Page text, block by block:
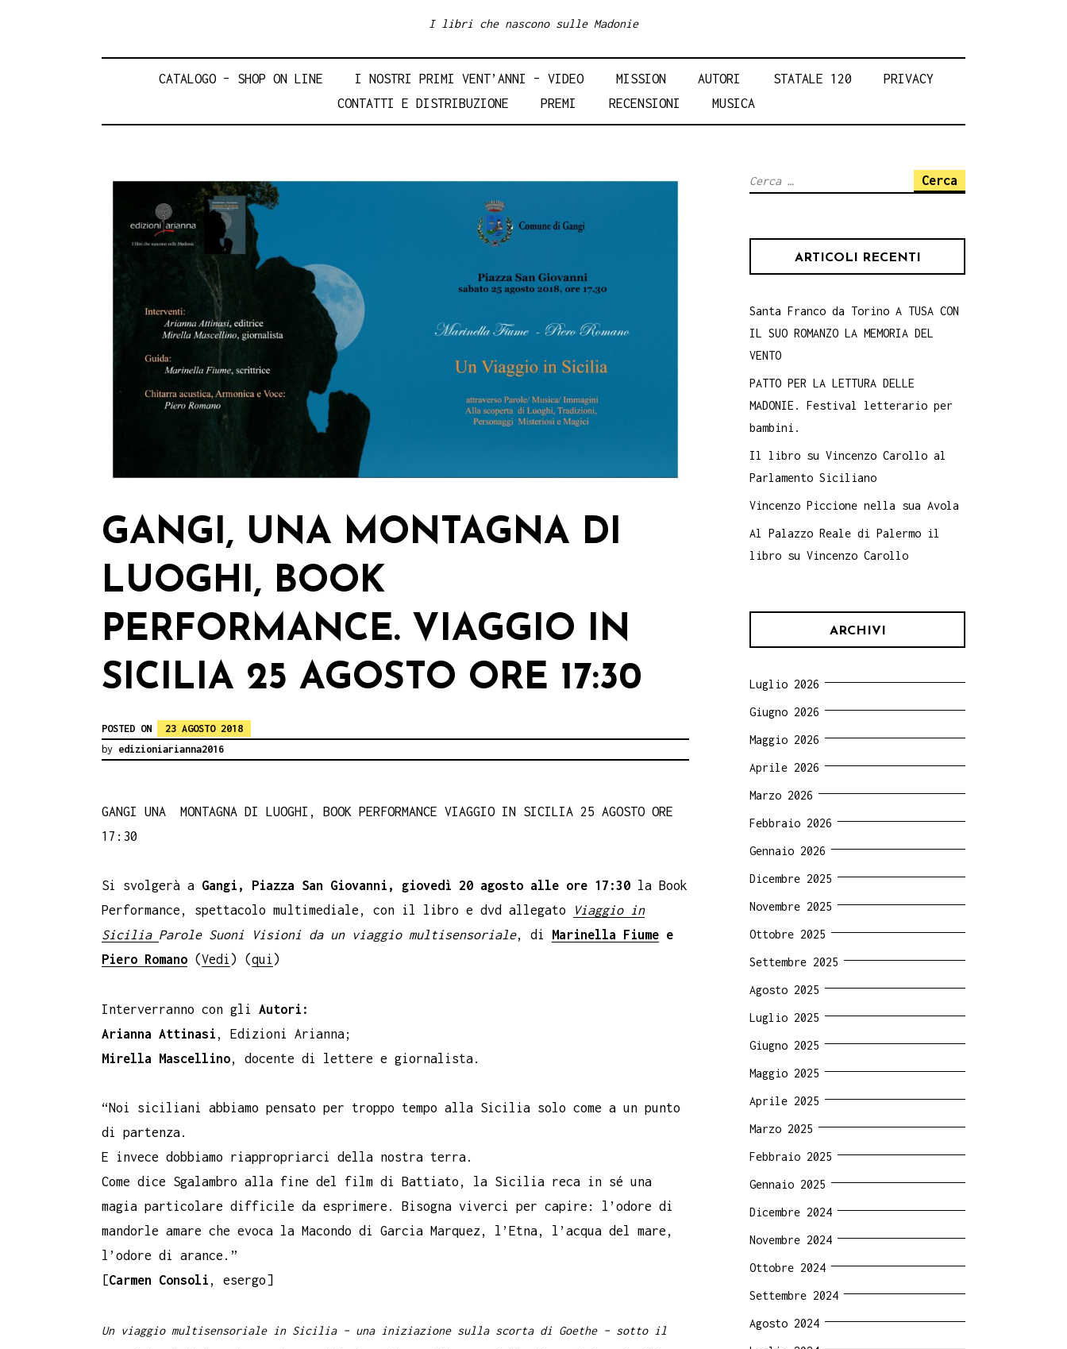
I libri che nascono sulle Madonie
CATALOGO – SHOP ON LINE I NOSTRI PRIMI VENT’ANNI – VIDEO MISSION AUTORI STATALE 120
PRIVACY
CONTATTI E DISTRIBUZIONE
PREMI RECENSIONI MUSICA
GANGI, UNA MONTAGNA DI
LUOGHI, BOOK
PERFORMANCE. VIAGGIO IN
SICILIA 25 AGOSTO ORE 17:30
POSTED ON
23 AGOSTO 2018
by edizioniarianna2016
GANGI UNA MONTAGNA DI LUOGHI, BOOK PERFORMANCE VIAGGIO IN SICILIA 25 AGOSTO ORE
17:30
Si svolgerà a Gangi, Piazza San Giovanni, giovedì 20 agosto alle ore 17:30 la Book
Performance, spettacolo multimediale, con il libro e dvd allegato
Viaggio in
Sicilia Parole Suoni Visioni da un viaggio multisensoriale, di Marinella Fiume e
Piero Romano (Vedi ) (qui )
Interverranno con gli Autori:
Arianna Attinasi
, Edizioni Arianna;
Mirella Mascellino , docente di lettere e giornalista.
“Noi siciliani abbiamo pensato per troppo tempo alla Sicilia solo come a un punto
di partenza.
E invece dobbiamo riappropriarci della nostra terra.
Come dice Sgalambro alla fine del film di Battiato, la Sicilia reca in sé una
magia particolare difficile da esprimere. Bisogna viverci per capire: l’odore di
mandorle amare che evoca la Macondo di Garcia Marquez, l’Etna, l’acqua del mare,
l’odore di arance.”
[Carmen Consoli , esergo]
Un viaggio multisensoriale in Sicilia – una iniziazione sulla scorta di Goethe – sotto il
Ricerca
ARTICOLI RECENTI
Santa Franco da Torino A TUSA CON
IL SUO ROMANZO LA MEMORIA DEL
VENTO
PATTO PER LA LETTURA DELLE
MADONIE. Festival letterario per
bambini.
Il libro su Vincenzo Carollo al
Parlamento Siciliano
Vincenzo Piccione nella sua Avola
Al Palazzo Reale di Palermo il
libro su Vincenzo Carollo
ARCHIVI
Luglio 2026
Giugno 2026
Maggio 2026
Aprile 2026
Marzo 2026
Febbraio 2026
Gennaio 2026
Dicembre 2025
Novembre 2025
Ottobre 2025
Settembre 2025
Agosto 2025
Luglio 2025
Giugno 2025
Maggio 2025
Aprile 2025
Marzo 2025
Febbraio 2025
Gennaio 2025
Dicembre 2024
Novembre 2024
Ottobre 2024
Settembre 2024
Agosto 2024